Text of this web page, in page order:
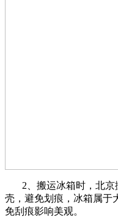
2、搬运冰箱时，北京
壳，避免划痕，冰箱属于
免刮痕影响美观。